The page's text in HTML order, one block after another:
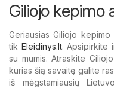
Giliojo kepimo
Geriausias Giliojo
tik Eleidinys.lt. Apsipirkite
su mumis. Atraskite
kurias šią savaitę galite
iš mėgstamiausių